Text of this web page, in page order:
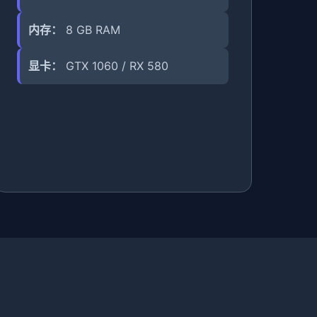
内存： 8 GB RAM
显卡： GTX 1060 / RX 580